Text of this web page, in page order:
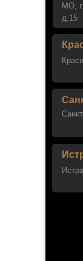
МО,
д.15